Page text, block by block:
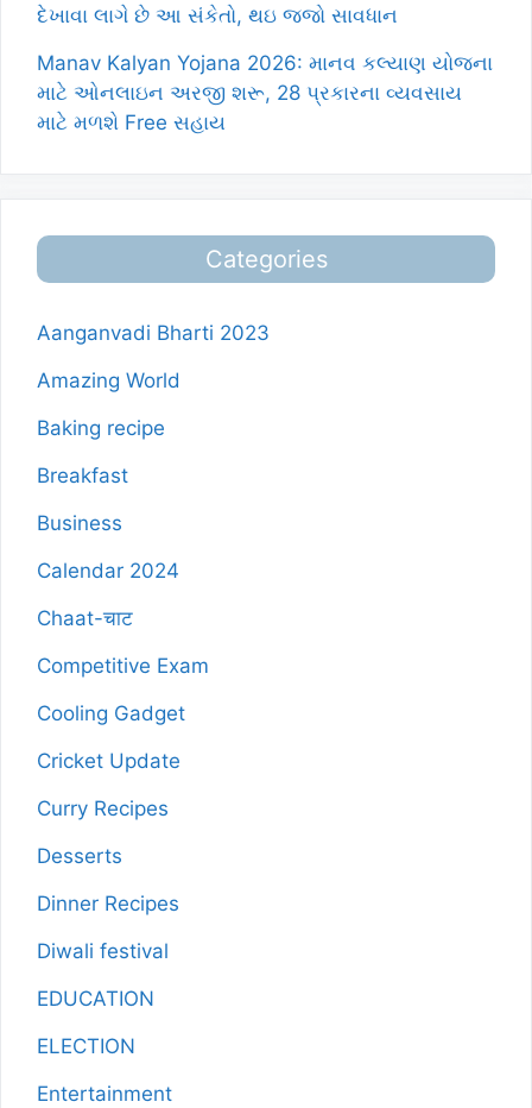
દેખાવા લાગે છે આ સંકેતો, થઇ જજો સાવધાન
Manav Kalyan Yojana 2026: માનવ કલ્યાણ યોજના
માટે ઓનલાઇન અરજી શરૂ, 28 પ્રકારના વ્યવસાય
માટે મળશે Free સહાય
Categories
Aanganvadi Bharti 2023
Amazing World
Baking recipe
Breakfast
Business
Calendar 2024
Chaat-चाट
Competitive Exam
Cooling Gadget
Cricket Update
Curry Recipes
Desserts
Dinner Recipes
Diwali festival
EDUCATION
ELECTION
Entertainment